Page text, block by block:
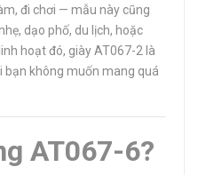
đi chơi — mẫu này cũng
dạo phố, du lịch, hoặc
hoạt đó, giày AT067-2 là
bạn không muốn mang quá
AT067-6?